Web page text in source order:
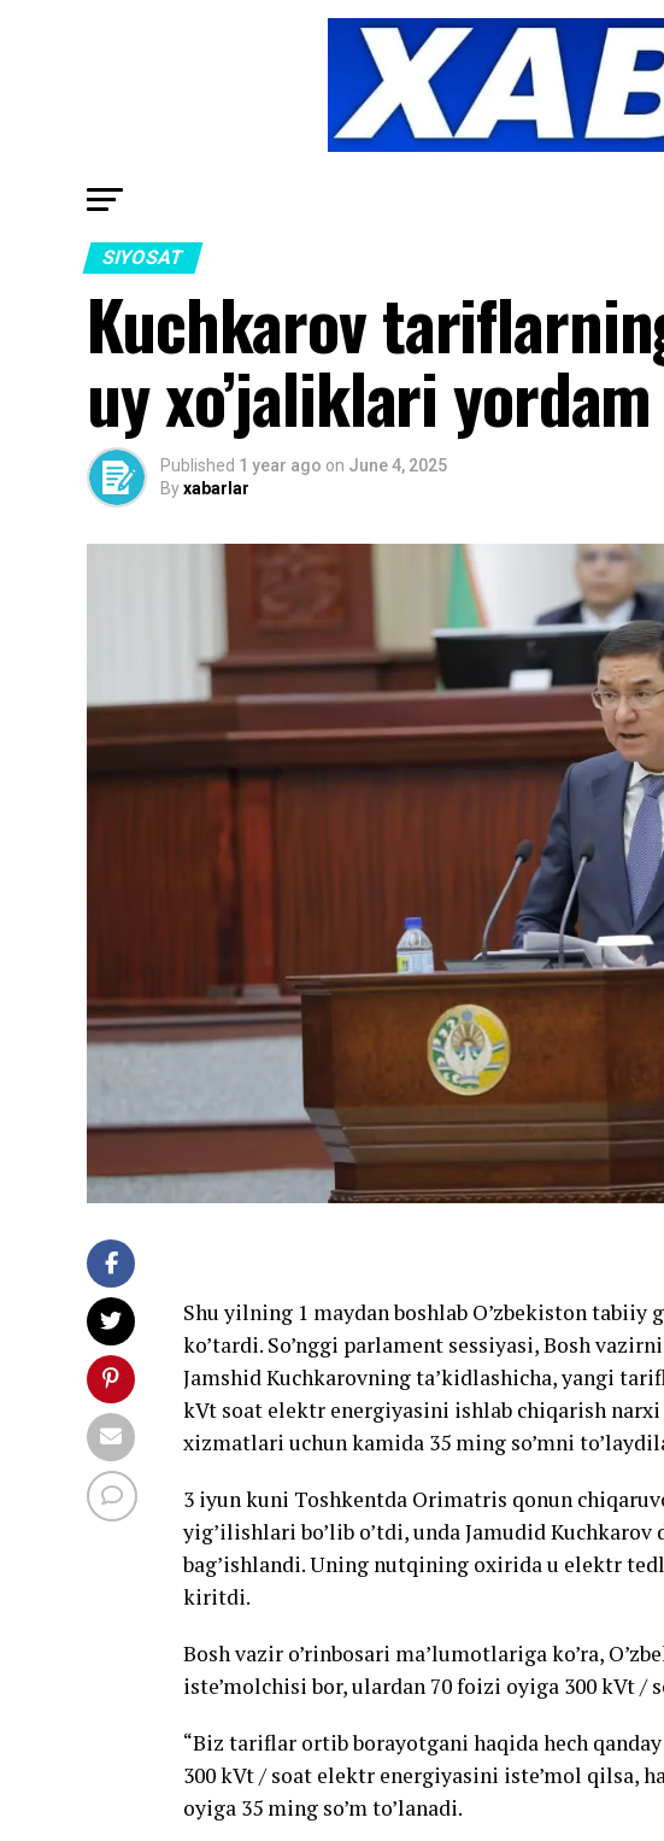
SIYOSAT
Kuchkarov
uy xo’jaliklari
Published 1 year ago on June 4, 2025
Byxabarlar
Shu yilning 1 maydan boshlab O’zbekiston
ko’tardi. So’nggi parlament sessiyasi, Bosh
Jamshid Kuchkarovning ta’kidlashicha, yangi
kVt soat elektr energiyasini ishlab chiqarish narxi
xizmatlari uchun kamida 35 ming so’mni
3 iyun kuni Toshkentda Orimatris qonun
yig’ilishlari bo’lib o’tdi, unda Jamudid
bag’ishlandi. Uning nutqining oxirida u elektr
kiritdi.
Bosh vazir o’rinbosari ma’lumotlariga ko’ra,
iste’molchisi bor, ulardan 70 foizi oyiga 300 kVt
“Biz tariflar ortib borayotgani haqida hech
300 kVt / soat elektr energiyasini iste’mol qilsa,
oyiga 35 ming so’m to’lanadi.